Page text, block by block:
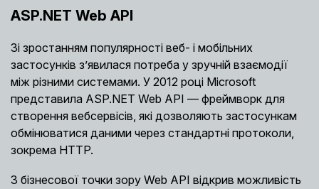
ASP.NET Web API
Зі зростанням популярності веб- і мобільних
застосунків з’явилася потреба у зручній взаємодії
між різними системами. У 2012 році Microsoft
представила ASP.NET Web API — фреймворк для
створення вебсервісів, які дозволяють застосункам
обмінюватися даними через стандартні протоколи,
зокрема HTTP.
З бізнесової точки зору Web API відкрив можливість